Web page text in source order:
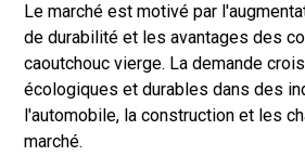
Le marché est motivé par
de durabilité et les avantages des
caoutchouc vierge. La demande
écologiques et durables dans des
l'automobile, la construction et les
marché.